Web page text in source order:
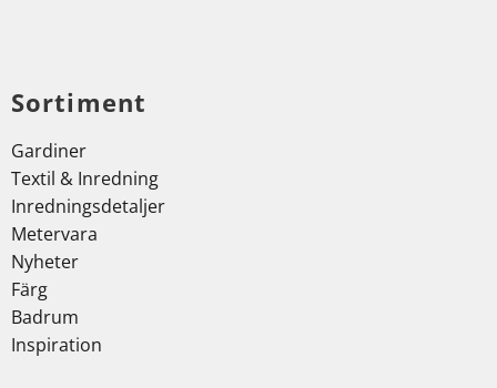
Sortiment
Gardiner
Textil & Inredning
Inredningsdetaljer
Metervara
Nyheter
Färg
Badrum
Inspiration